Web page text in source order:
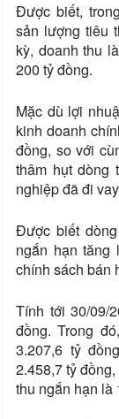
Được biết,
sản lượng tiêu
kỳ, doanh thu
200 tỷ đồng.
Mặc dù lợi
kinh doanh
đồng, so với
thâm hụt dòng
nghiệp đã đi
Được biết
ngắn hạn tăng
chính sách bán
Tính tới 30/09/
đồng. Trong
3.207,6 tỷ
2.458,7 tỷ
thu ngắn hạn là